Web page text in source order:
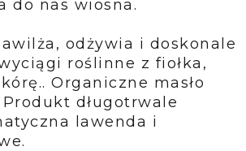
do nas wiosna.
odżywia i doskonale
roślinne z fiołka,
Organiczne masło
długotrwale
lawenda i